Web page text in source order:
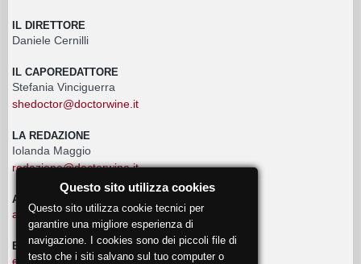
IL DIRETTORE
Daniele Cernilli
IL CAPOREDATTORE
Stefania Vinciguerra
shedoctor@doctorwine.it
LA REDAZIONE
Iolanda Maggio
redazione@doctorwine.it
ADVERTISING
advertising@doctorwine.it
EVENTI
eventi@doctorwine.it
Questo sito utilizza cookies
Questo sito utilizza cookie tecnici per
garantire una migliore esperienza di
navigazione. I cookies sono dei piccoli file di
testo che i siti salvano sul tuo computer o